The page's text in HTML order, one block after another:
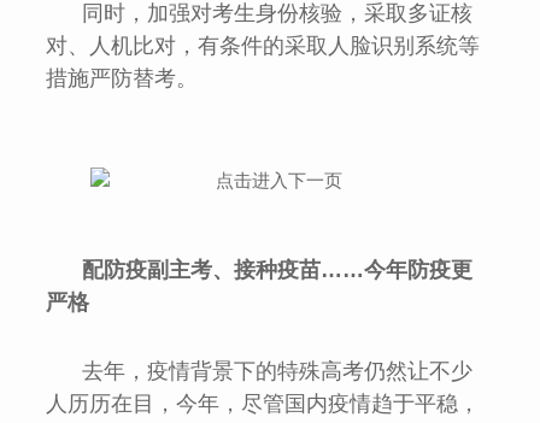
同时，加强对考生身份核验，采取多证核
对、人机比对，有条件的采取人脸识别系统等
措施严防替考。
配防疫副主考、接种疫苗……今年防疫更
严格
去年，疫情背景下的特殊高考仍然让不少
人历历在目，今年，尽管国内疫情趋于平稳，